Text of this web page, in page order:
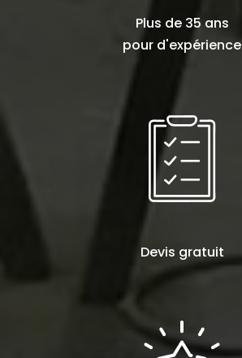
Plus de 35 ans
pour d'expérience
Devis gratuit